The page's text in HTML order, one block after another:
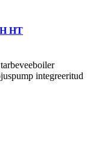
HT
integreeritud